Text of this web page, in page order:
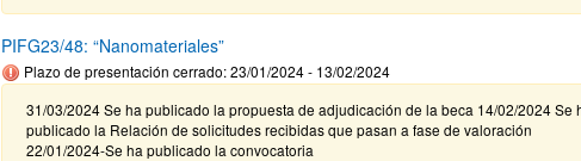
PIFG23/48: “Nanomateriales”
Plazo de presentación cerrado: 23/01/2024 - 13/02/2024
31/03/2024 Se ha publicado la propuesta de adjudicación de la beca 14/02/2024 Se
publicado la Relación de solicitudes recibidas que pasan a fase de valoración
22/01/2024-Se ha publicado la convocatoria